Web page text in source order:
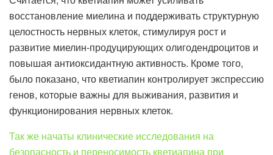
восстановление миелина и поддерживать структурную
целостность нервных клеток, стимулируя рост и
развитие миелин-продуцирующих олигодендроцитов и
повышая антиоксидантную активность. Кроме того,
было показано, что кветиапин контролирует экспрессию
генов, которые важны для выживания, развития и
функционирования нервных клеток.
Так же начаты клинические исследования на
безопасность и переносимость кветиапина при